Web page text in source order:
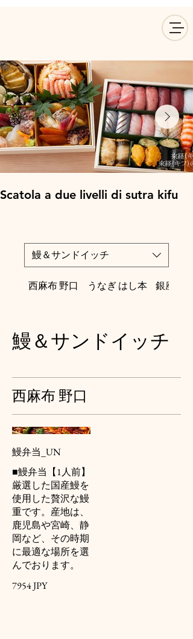
Scatola a due livelli di sutra kifu
鰻＆サンドイッチ
西麻布 野口 うなぎ はし本 銀座 鼓門
鰻＆サンドイッチ
西麻布 野口
鰻弁当_UN
■鰻弁当【1人前】
厳選した国産鰻を
使用した贅沢な鰻
重です。産地は、
鹿児島や宮崎、静
岡など、その時期
に最適な場所を選
んでおります。
7954 JPY